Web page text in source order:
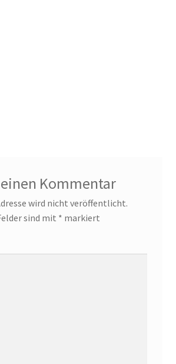
Berlin e.V.
Kommentar
wird nicht veröffentlicht.
sind mit * markiert